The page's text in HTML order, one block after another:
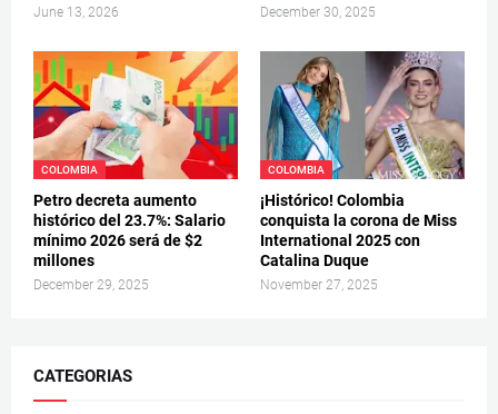
June 13, 2026 December 30, 2025
COLOMBIA
Petro decreta aumento
histórico del 23.7%: Salario
mínimo 2026 será de $2
millones
December 29, 2025
COLOMBIA
¡Histórico! Colombia
conquista la corona de Miss
International 2025 con
Catalina Duque
November 27, 2025
CATEGORIAS